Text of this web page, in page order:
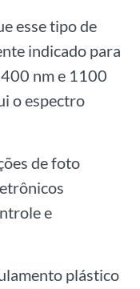
esse tipo de
indicado para
nm e 1100
o espectro
de foto
e
plástico